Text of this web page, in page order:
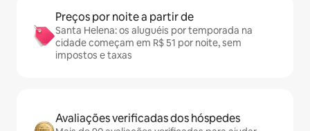
Preços por noite a partir de
Santa Helena: os aluguéis por temporada na
cidade começam em R$ 51 por noite, sem
impostos e taxas
Avaliações verificadas dos hóspedes